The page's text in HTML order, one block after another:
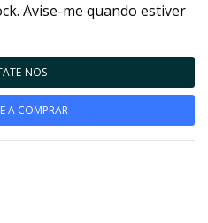
Avise-me quando estiver
NOS
A COMPRAR